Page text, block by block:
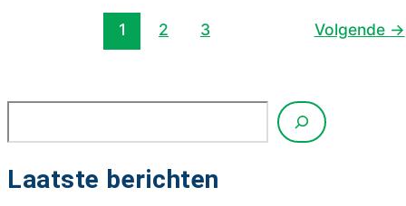
ouderschap’
paginering
1 2 3 Volgende →
Laatste berichten